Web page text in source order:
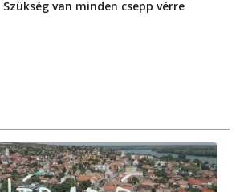
Szükség van minden csepp vérre